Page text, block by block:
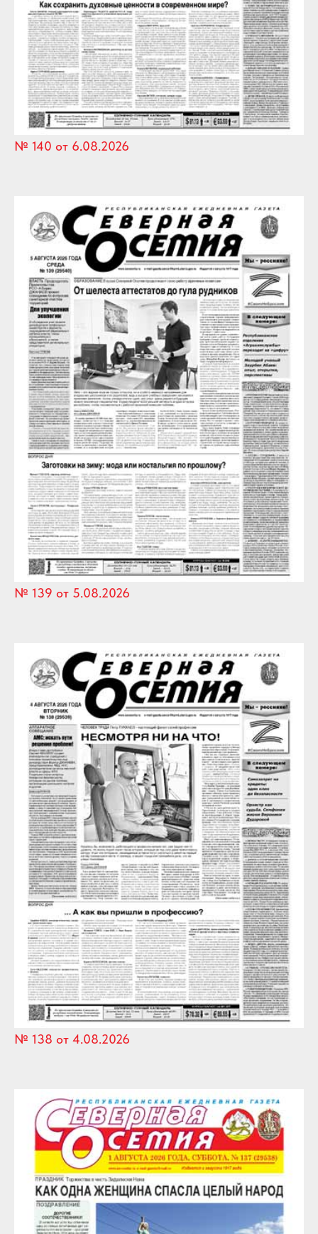
№ 140 от 6.08.2026
№ 139 от 5.08.2026
№ 138 от 4.08.2026